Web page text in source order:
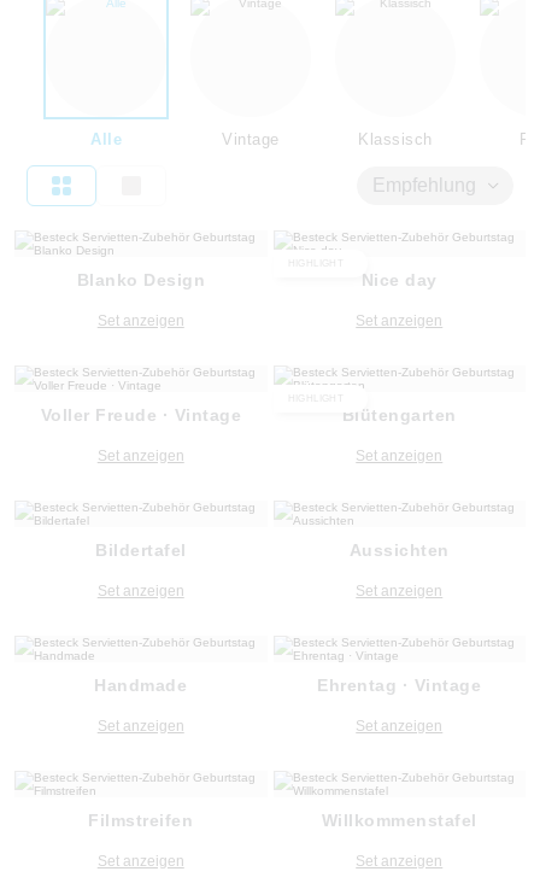
Alle Vintage Klassisch
Empfehlung
Blanko Design
Set anzeigen
Nice day
Set anzeigen
Voller Freude · Vintage
Set anzeigen
Blütengarten
Set anzeigen
Bildertafel
Set anzeigen
Aussichten
Set anzeigen
Handmade
Set anzeigen
Ehrentag · Vintage
Set anzeigen
Filmstreifen
Set anzeigen
Willkommenstafel
Set anzeigen